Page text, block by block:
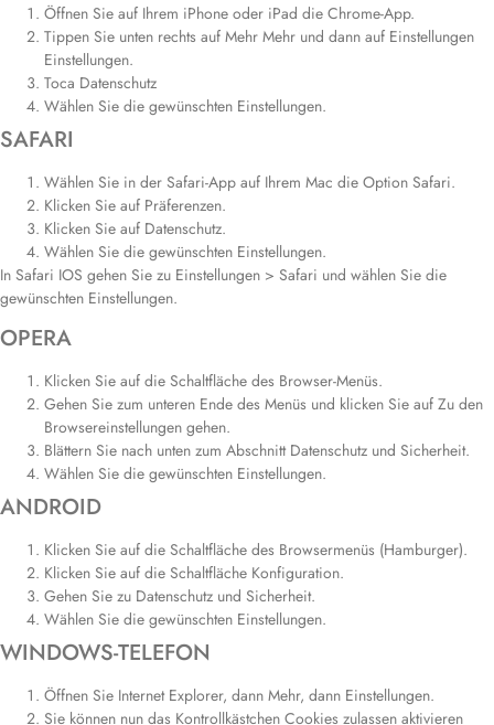
Öffnen Sie auf Ihrem iPhone oder iPad die Chrome-App.
Tippen Sie unten rechts auf Mehr Mehr und dann auf Einstellungen
Einstellungen.
Toca Datenschutz
Wählen Sie die gewünschten Einstellungen.
SAFARI
Wählen Sie in der Safari-App auf Ihrem Mac die Option Safari.
Klicken Sie auf Präferenzen.
Klicken Sie auf Datenschutz.
Wählen Sie die gewünschten Einstellungen.
In Safari IOS gehen Sie zu Einstellungen > Safari und wählen Sie die
gewünschten Einstellungen.
OPERA
Klicken Sie auf die Schaltfläche des Browser-Menüs.
Gehen Sie zum unteren Ende des Menüs und klicken Sie auf Zu den
Browsereinstellungen gehen.
Blättern Sie nach unten zum Abschnitt Datenschutz und Sicherheit.
Wählen Sie die gewünschten Einstellungen.
ANDROID
Klicken Sie auf die Schaltfläche des Browsermenüs (Hamburger).
Klicken Sie auf die Schaltfläche Konfiguration.
Gehen Sie zu Datenschutz und Sicherheit.
Wählen Sie die gewünschten Einstellungen.
WINDOWS-TELEFON
Öffnen Sie Internet Explorer, dann Mehr, dann Einstellungen.
Sie können nun das Kontrollkästchen Cookies zulassen aktivieren